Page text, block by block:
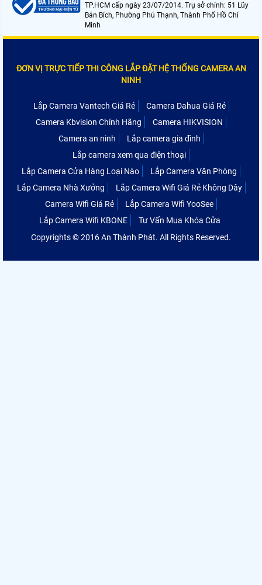
TP.HCM cấp ngày 23/07/2014. Trụ sở chính: 51 Lũy
Bán Bích, Phường Phú Thạnh, Thành Phố Hồ Chí
Minh
ĐƠN VỊ TRỰC TIẾP THI CÔNG LẮP ĐẶT HỆ THỐNG CAMERA AN
NINH
Lắp Camera Vantech Giá Rẻ
Camera Dahua Giá Rẻ
Camera Kbvision Chính Hãng
Camera HIKVISION
Camera an ninh
Lắp camera gia đình
Lắp camera xem qua điện thoại
Lắp Camera Cửa Hàng Loại Nào
Lắp Camera Văn Phòng
Lắp Camera Nhà Xưởng
Lắp Camera Wifi Giá Rẻ Không Dây
Camera Wifi Giá Rẻ
Lắp Camera Wifi YooSee
Lắp Camera Wifi KBONE
Tư Vấn Mua Khóa Cửa
Copyrights © 2016 An Thành Phát. All Rights Reserved.